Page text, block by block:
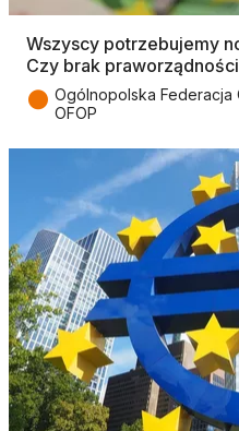
Wszyscy potrzebujemy
Czy brak
● Ogólnopolska
OFOP